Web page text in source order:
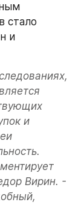
стало
и
и
Вирин. -